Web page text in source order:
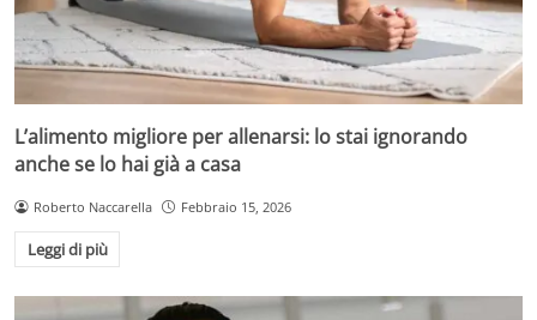
L’alimento migliore per allenarsi: lo stai ignorando
anche se lo hai già a casa
Roberto Naccarella Febbraio 15, 2026
Leggi di più